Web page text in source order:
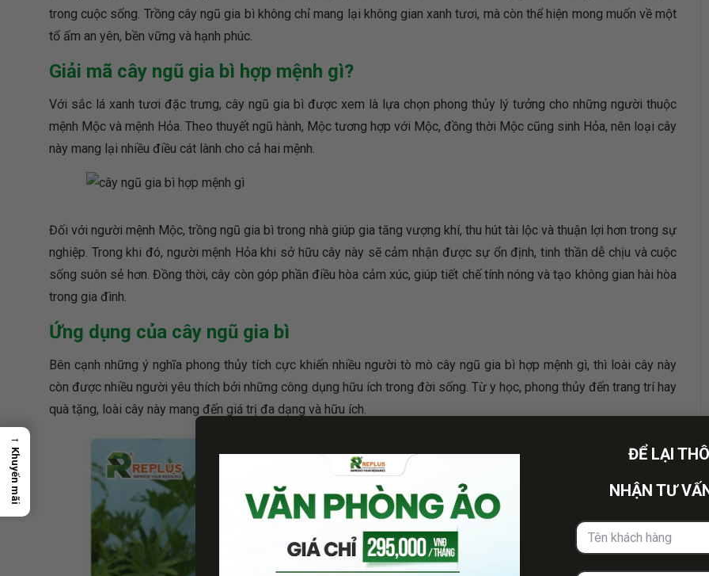
ĐỂ LẠI
NHẬN TƯ
trong cuộc sống. Trồng cây ngũ gia bì không chỉ mang lại không gian xanh tươi, mà còn thể hiện mong muốn về một
tổ ấm an yên, bền vững và hạnh phúc.
Giải mã cây ngũ gia bì hợp mệnh gì?
Với sắc lá xanh tươi đặc trưng, cây ngũ gia bì được xem là lựa chọn phong thủy lý tưởng cho những người thuộc
mệnh Mộc và mệnh Hỏa. Theo thuyết ngũ hành, Mộc tương hợp với Mộc, đồng thời Mộc cũng sinh Hỏa, nên loại cây
này mang lại nhiều điều cát lành cho cả hai mệnh.
Đối với người mệnh Mộc, trồng ngũ gia bì trong nhà giúp gia tăng vượng khí, thu hút tài lộc và thuận lợi hơn trong sự
nghiệp. Trong khi đó, người mệnh Hỏa khi sở hữu cây này sẽ cảm nhận được sự ổn định, tinh thần dễ chịu và cuộc
sống suôn sẻ hơn. Đồng thời, cây còn góp phần điều hòa cảm xúc, giúp tiết chế tính nóng và tạo không gian hài hòa
trong gia đình.
Ứng dụng của cây ngũ gia bì
Bên cạnh những ý nghĩa phong thủy tích cực khiến nhiều người tò mò cây ngũ gia bì hợp mệnh gì, thì loài cây này
còn được nhiều người yêu thích bởi những công dụng hữu ích trong đời sống. Từ y học, phong thủy đến trang trí hay
quà tặng, loài cây này mang đến giá trị đa dạng và hữu ích.
→
Khuyến mãi